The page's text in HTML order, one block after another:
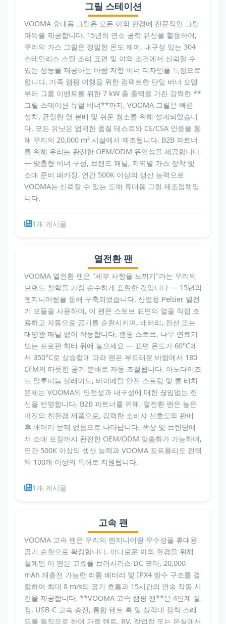
그릴 스테이션
VOOMA 휴대용 그릴은 모든 야외 환경에 전문적인 그릴
파워를 제공합니다. 15년의 연소 공학 유산을 활용하여,
우리의 가스 그릴은 정밀한 온도 제어, 내구성 있는 304
스테인리스 스틸 조리 표면 및 야외 조건에서 신뢰할 수
있는 성능을 제공하는 바람 저항 버너 디자인을 특징으로
합니다. 가족 캠핑 여행을 위한 컴팩트한 단일 버너 모델
부터 그룹 이벤트를 위한 7 kW 총 출력을 가진 강력한 **
그릴 스테이션 듀얼 버너**까지, VOOMA 그릴은 빠른
설치, 균일한 열 분배 및 쉬운 청소를 위해 설계되었습니
다. 모든 유닛은 엄격한 품질 테스트와 CE/CSA 인증을 통
해 우리의 20,000 m² 시설에서 제조됩니다. B2B 파트너
를 위해 우리는 완전한 OEM/ODM 유연성을 제공합니다
— 맞춤형 버너 구성, 브랜드 패널, 지역별 가스 장착 및
소매 준비 패키징. 연간 500K 이상의 생산 능력으로
VOOMA는 신뢰할 수 있는 도매 휴대용 그릴 제조업체입
니다.
1개 게시물
열전환 팬
VOOMA 열전환 팬은 "세부 사항을 느끼기"라는 우리의
브랜드 철학을 가장 순수하게 표현한 것입니다 — 15년의
엔지니어링을 통해 구축되었습니다. 산업용 Peltier 열전
기 모듈을 사용하여, 이 팬은 스토브 표면의 열을 직접 조
용하고 자동으로 공기를 순환시키며, 배터리, 전선 또는
태양광 패널 없이 작동합니다. 캠핑 스토브, 나무 연료기
또는 프로판 히터 위에 놓으세요 — 표면 온도가 60°C에
서 350°C로 상승함에 따라 팬은 부드러운 바람에서 180
CFM의 따뜻한 공기 분배로 자동 조절됩니다. 아노다이즈
드 알루미늄 블레이드, 바이메탈 안전 스트립 및 쿨 터치
본체는 VOOMA의 안전성과 내구성에 대한 끊임없는 헌
신을 반영합니다. B2B 파트너를 위해, 열전환 팬은 높은
마진의 친환경 제품으로, 강력한 소비자 선호도와 판매
후 배터리 문제 없음으로 나타납니다. 색상 및 브랜딩에
서 소매 포장까지 완전한 OEM/ODM 맞춤화가 가능하며,
연간 500K 이상의 생산 능력과 VOOMA 포트폴리오 전역
의 100개 이상의 특허로 지원됩니다.
1개 게시물
고속 팬
VOOMA 고속 팬은 우리의 엔지니어링 우수성을 휴대용
공기 순환으로 확장합니다. 까다로운 야외 환경을 위해
설계된 이 팬은 고효율 브러시리스 DC 모터, 20,000
mAh 재충전 가능한 리튬 배터리 및 IPX4 방수 구조를 결
합하여 최대 8 m/s의 공기 흐름과 15시간의 연속 작동 시
간을 제공합니다. **VOOMA 고속 캠핑 팬**은 4단계 설
정, USB-C 고속 충전, 통합 텐트 훅 및 삼각대 장착 스레
드를 특징으로 하여 가족 텐트, RV, 작업장 또는 온실에서